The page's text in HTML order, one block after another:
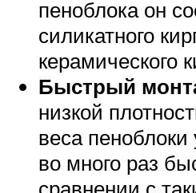
пеноблока он
силикатного
керамического
Быстрый
низкой
веса
во много раз